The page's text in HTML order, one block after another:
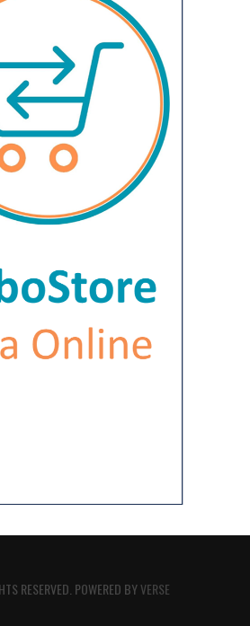
RESERVED. POWERED BYVERSE